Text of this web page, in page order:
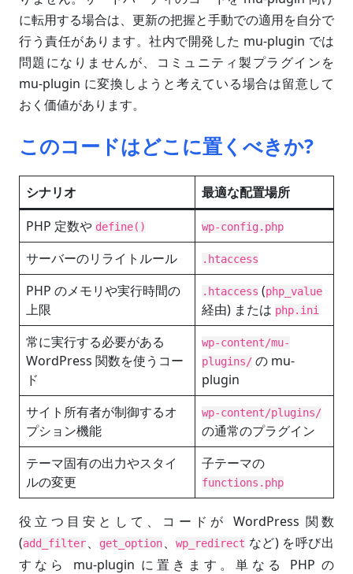
に転用する場合は、更新の把握と手動での適用を自分で
行う責任があります。社内で開発した mu-plugin では
問題になりませんが、コミュニティ製プラグインを
mu-plugin に変換しようと考えている場合は留意して
おく価値があります。
このコードはどこに置くべきか?
シナリオ
最適な配置場所
PHP 定数や define() wp-config.php
サーバーのリライトルール .htaccess
PHP のメモリや実行時間の
上限
.htaccess (php_value
経由) または php.ini
常に実行する必要がある
WordPress 関数を使うコー
ド
wp-content/mu-
plugins/ の mu-
plugin
サイト所有者が制御するオ
プション機能
wp-content/plugins/
の通常のプラグイン
テーマ固有の出力やスタイ
ルの変更
子テーマの
functions.php
役立つ目安として、コードが WordPress 関数
(add_filter、get_option、wp_redirect など) を呼び出
すなら mu-plugin に置きます。単なる PHP の